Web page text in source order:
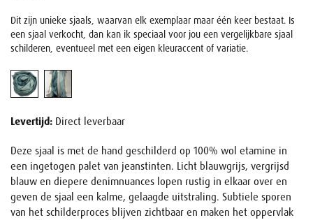
Dit zijn unieke sjaals, waarvan elk exemplaar maar één keer bestaat. Is
een sjaal verkocht, dan kan ik speciaal voor jou een vergelijkbare sjaal
schilderen, eventueel met een eigen kleuraccent of variatie.
Levertijd: Direct leverbaar
Deze sjaal is met de hand geschilderd op 100% wol etamine in
een ingetogen palet van jeanstinten. Licht blauwgrijs, vergrijsd
blauw en diepere denimnuances lopen rustig in elkaar over en
geven de sjaal een kalme, gelaagde uitstraling. Subtiele sporen
van het schilderproces blijven zichtbaar en maken het oppervlak